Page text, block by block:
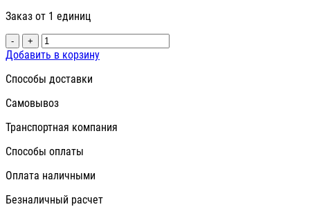
Заказ от 1 единиц
- +
Добавить в корзину
Способы доставки
Самовывоз
Транспортная компания
Способы оплаты
Оплата наличными
Безналичный расчет